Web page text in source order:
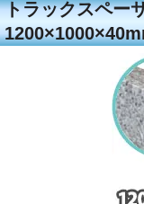
トラックスペー